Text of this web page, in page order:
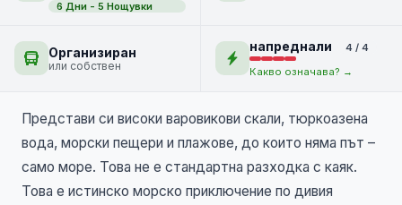
6 Дни - 5 Нощувки
Организиран
или собствен
напреднали
4 / 4
Какво означава? →
Представи си високи варовикови скали, тюркоазена
вода, морски пещери и плажове, до които няма път –
само море. Това не е стандартна разходка с каяк.
Това е истинско морско приключение по дивия